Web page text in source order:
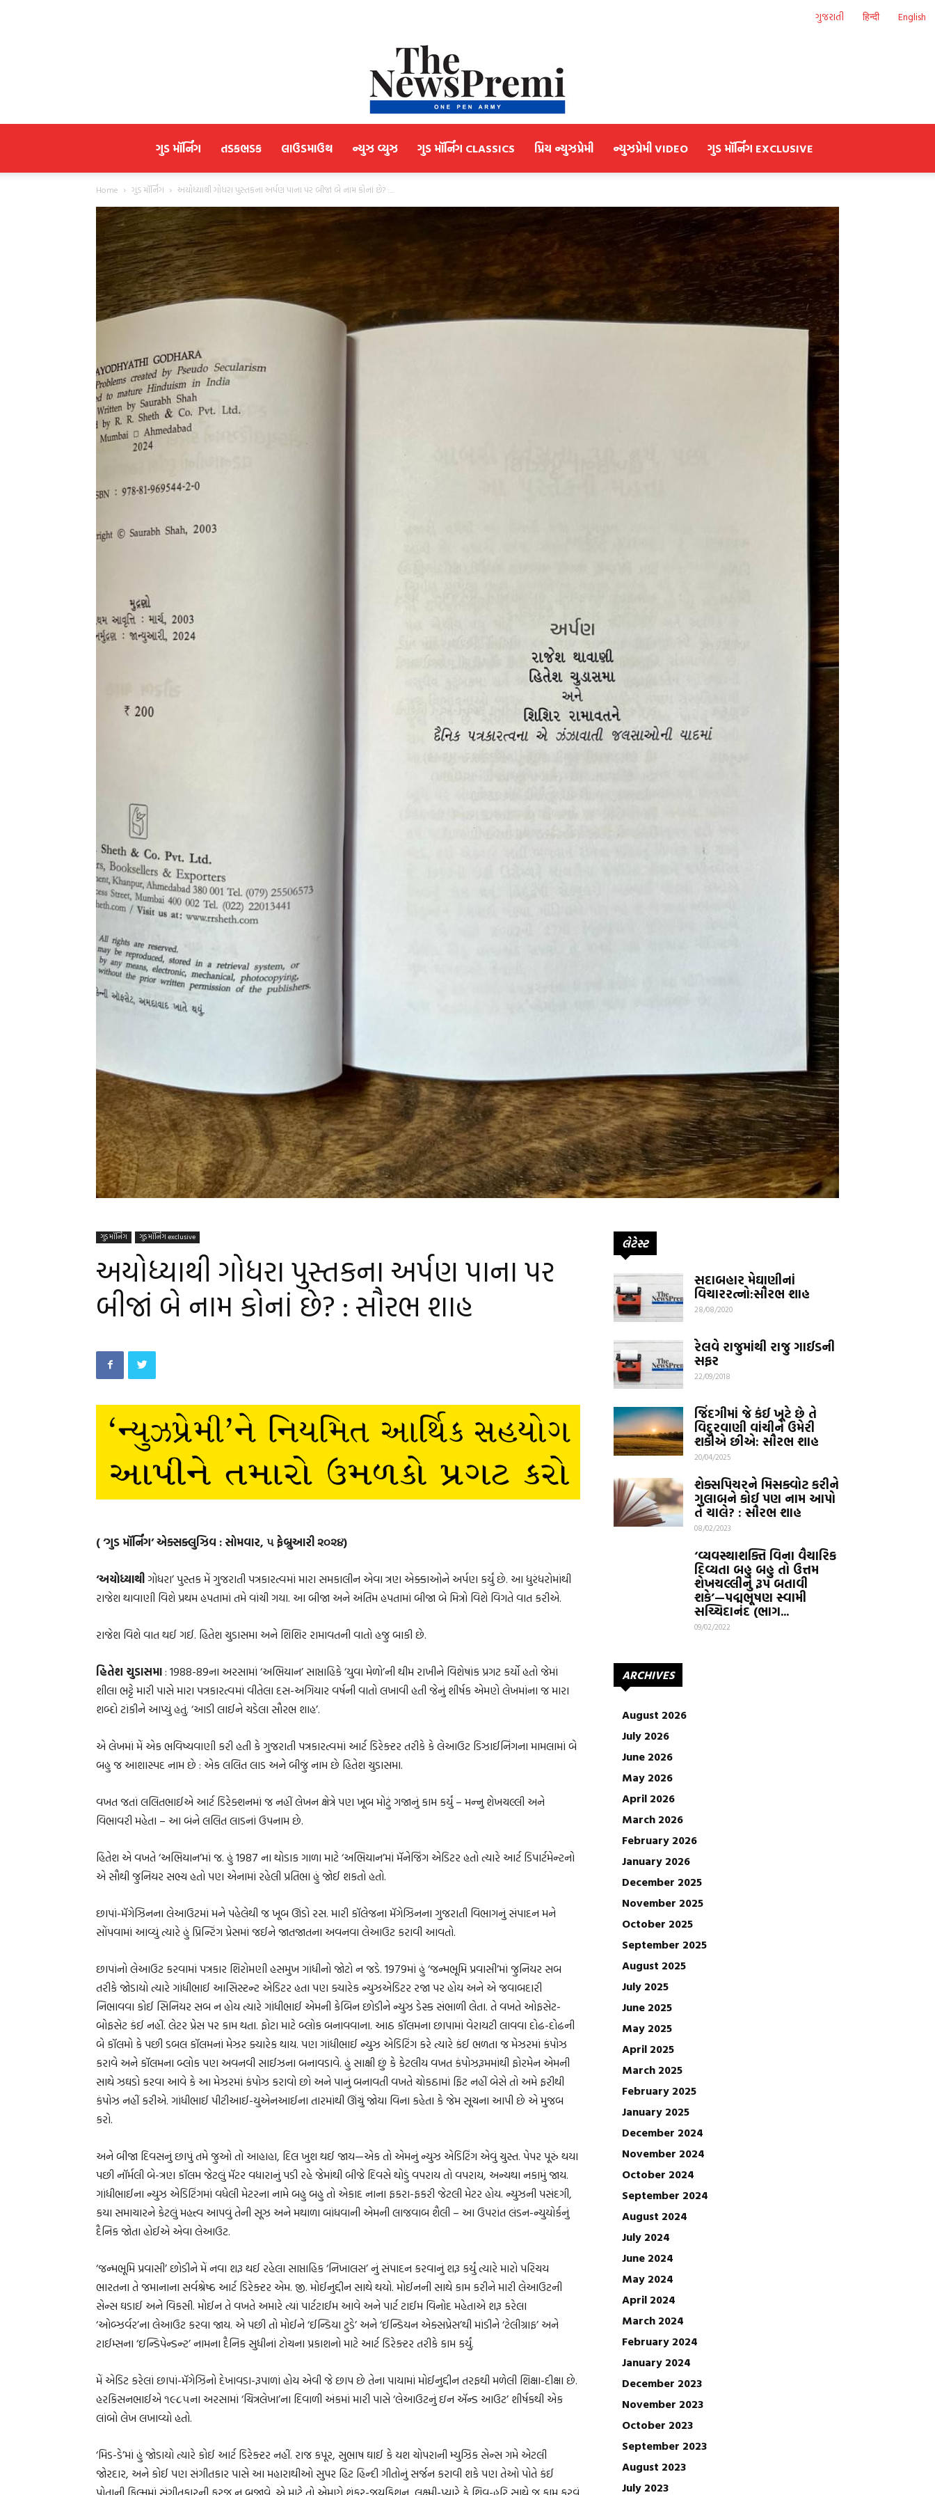
ગુજરાતી हिन्दी English
ગુડ મૉર્નિંગ તડકભડક લાઉડમાઉથ ન્યુઝ વ્યુઝ ગુડ મૉર્નિંગ CLASSICS પ્રિય ન્યુઝપ્રેમી ન્યુઝપ્રેમી VIDEO ગુડ મૉર્નિંગ EXCLUSIVE
Home ગુડ મૉર્નિંગ અયોધ્યાથી ગોધરા પુસ્તકના અર્પણ પાના પર બીજાં બે નામ કોનાં છે? :...
ગુડ મૉર્નિંગ ગુડ મૉર્નિંગ exclusive
અયોધ્યાથી ગોધરા પુસ્તકના અર્પણ પાના પર
બીજાં બે નામ કોનાં છે? : સૌરભ શાહ
( ‘ગુડ મૉર્નિંગ’ એક્સક્લુઝિવ : સોમવાર, ૫ ફેબ્રુઆરી ૨૦૨૪)
‘અયોધ્યાથી ગોધરા’ પુસ્તક મેં ગુજરાતી પત્રકારત્વમાં મારા સમકાલીન એવા ત્રણ એક્કાઓને અર્પણ કર્યું છે. આ ધુરંધરોમાંથી
રાજેશ થાવાણી વિશે પ્રથમ હપતામાં તમે વાંચી ગયા. આ બીજા અને અંતિમ હપતામાં બીજા બે મિત્રો વિશે વિગતે વાત કરીએ.
રાજેશ વિશે વાત થઈ ગઈ. હિતેશ ચુડાસમા અને શિશિર રામાવતની વાતો હજુ બાકી છે.
હિતેશ ચુડાસમા: 1988-89ના અરસામાં ‘અભિયાન’ સાપ્તાહિકે ‘યુવા મેળો’ની થીમ રાખીને વિશેષાંક પ્રગટ કર્યો હતો જેમાં
શીલા ભટ્ટે મારી પાસે મારા પત્રકારત્વમાં વીતેલા દસ-અગિયાર વર્ષની વાતો લખાવી હતી જેનું શીર્ષક એમણે લેખમાંના જ મારા
શબ્દો ટાંકીને આપ્યું હતું. ‘આડી લાઈને ચડેલા સૌરભ શાહ’.
એ લેખમાં મેં એક ભવિષ્યવાણી કરી હતી કે ગુજરાતી પત્રકારત્વમાં આર્ટ ડિરેક્ટર તરીકે કે લેઆઉટ ડિઝાઈનિંગના મામલામાં બે
બહુ જ આશાસ્પદ નામ છે : એક લલિત લાડ અને બીજું નામ છે હિતેશ ચુડાસમા.
વખત જતાં લલિતભાઈએ આર્ટ ડિરેક્શનમાં જ નહીં લેખન ક્ષેત્રે પણ ખૂબ મોટું ગજાનું કામ કર્યું – મન્નુ શેખચલ્લી અને
વિભાવરી મહેતા – આ બંને લલિત લાડનાં ઉપનામ છે.
હિતેશ એ વખતે ‘અભિયાન’માં જ. હું 1987 ના થોડાક ગાળા માટે ‘અભિયાન’માં મૅનેજિંગ એડિટર હતો ત્યારે આર્ટ ડિપાર્ટમેન્ટનો
એ સૌથી જુનિયર સભ્ય હતો પણ એનામાં રહેલી પ્રતિભા હું જોઈ શકતો હતો.
છાપાં-મૅગેઝિનના લેઆઉટમાં મને પહેલેથી જ ખૂબ ઊંડો રસ. મારી કૉલેજના મૅગેઝિનના ગુજરાતી વિભાગનું સંપાદન મને
સોંપવામાં આવ્યું ત્યારે હું પ્રિન્ટિંગ પ્રેસમાં જઈને જાતજાતના અવનવા લેઆઉટ કરાવી આવતો.
છાપાંનો લેઆઉટ કરવામાં પત્રકાર શિરોમણી હસમુખ ગાંધીનો જોટો ન જડે. 1979માં હું ‘જન્મભૂમિ પ્રવાસી’માં જુનિયર સબ
તરીકે જોડાયો ત્યારે ગાંધીભાઈ આસિસ્ટન્ટ એડિટર હતા પણ ક્યારેક ન્યુઝએડિટર રજા પર હોય અને એ જવાબદારી
નિભાવવા કોઈ સિનિયર સબ ન હોય ત્યારે ગાંધીભાઈ એમની કેબિન છોડીને ન્યુઝ ડેસ્ક સંભાળી લેતા. તે વખતે ઓફસેટ-
બોફસેટ કંઈ નહીં. લેટર પ્રેસ પર કામ થતા. ફોટા માટે બ્લોક બનાવવાના. આઠ કૉલમના છાપામાં વેરાયટી લાવવા દોઢ-દોઢની
બે કૉલમો કે પછી ડબલ કૉલમનાં મેઝર ક્યારેક થાય. પણ ગાંધીભાઈ ન્યુઝ એડિટિંગ કરે ત્યારે કંઈ ભળતા જ મેઝરમાં કંપોઝ
કરાવે અને કૉલમના બ્લોક પણ અવનવી સાઈઝના બનાવડાવે. હું સાક્ષી છું કે કેટલીય વખત કંપોઝરૂમમાંથી ફોરમેન એમની
સાથે ઝઘડો કરવા આવે કે આ મેઝરમાં કંપોઝ કરાવો છો અને પાનું બનાવતી વખતે ચોકઠામાં ફિટ નહીં બેસે તો અમે ફરીથી
કંપોઝ નહીં કરીએ. ગાંધીભાઈ પીટીઆઈ-યુએનઆઈના તારમાંથી ઊંચું જોયા વિના કહેતા કે જેમ સૂચના આપી છે એ મુજબ
કરો.
અને બીજા દિવસનું છાપું તમે જુઓ તો આહાહા, દિલ ખુશ થઈ જાય—એક તો એમનું ન્યુઝ એડિટિંગ એવું ચુસ્ત. પેપર પૂરું થયા
પછી નૉર્મલી બે-ત્રણ કૉલમ જેટલું મૅટર વધારાનું પડી રહે જેમાંથી બીજે દિવસે થોડું વપરાય તો વપરાય, અન્યથા નકામું જાય.
ગાંધીભાઈના ન્યુઝ એડિટિંગમાં વધેલી મેટરના નામે બહુ બહુ તો એકાદ નાના ફકરા-ફકરી જેટલી મેટર હોય. ન્યુઝની પસંદગી,
કયા સમાચારને કેટલું મહત્ત્વ આપવું તેની સૂઝ અને મથાળા બાંધવાની એમની લાજવાબ શૈલી – આ ઉપરાંત લંડન-ન્યુયોર્કનું
દૈનિક જોતા હોઈએ એવા લેઆઉટ.
‘જન્મભૂમિ પ્રવાસી’ છોડીને મેં નવા શરૂ થઈ રહેલા સાપ્તાહિક ‘નિખાલસ’ નું સંપાદન કરવાનું શરૂ કર્યું ત્યારે મારો પરિચય
ભારતના તે જમાનાના સર્વશ્રેષ્ઠ આર્ટ ડિરેક્ટર એમ. જી. મોઈનુદ્દીન સાથે થયો. મોઈનની સાથે કામ કરીને મારી લેઆઉટની
સેન્સ ઘડાઈ અને વિકસી. મોઈન તે વખતે અમારે ત્યાં પાર્ટટાઈમ આવે અને પાર્ટ ટાઈમ વિનોદ મહેતાએ શરૂ કરેલા
‘ઓબ્ઝર્વર’ના લેઆઉટ કરવા જાય. એ પછી તો મોઈને ‘ઈન્ડિયા ટુડે’ અને ‘ઈન્ડિયન એક્સપ્રેસ’થી માંડીને ‘ટેલીગ્રાફ’ અને
ટાઈમ્સના ‘ઇન્ડિપેન્ડન્ટ’ નામના દૈનિક સુધીનાં ટોચના પ્રકાશનો માટે આર્ટ ડિરેક્ટર તરીકે કામ કર્યું.
મેં એડિટ કરેલાં છાપાં-મૅગેઝિનો દેખાવડા-રૂપાળાં હોય એવી જે છાપ છે તેના પાયામાં મોઈનુદ્દીન તરફથી મળેલી શિક્ષા-દીક્ષા છે.
હરકિસનભાઈએ ૧૯૮૫ના અરસામાં ‘ચિત્રલેખા’ના દિવાળી અંકમાં મારી પાસે ‘લેઆઉટનું ઇન ઍન્ડ આઉટ’ શીર્ષકથી એક
લાંબો લેખ લખાવ્યો હતો.
‘મિડ-ડે’માં હું જોડાયો ત્યારે કોઈ આર્ટ ડિરેક્ટર નહીં. રાજ કપૂર, સુભાષ ઘાઈ કે યશ ચોપરાની મ્યુઝિક સેન્સ ગમે એટલી
જોરદાર, અને કોઈ પણ સંગીતકાર પાસે આ મહારાથીઓ સુપર હિટ હિન્દી ગીતોનું સર્જન કરાવી શકે પણ તેઓ પોતે કંઈ
લેટેસ્ટ
સદાબહાર મેઘાણીનાં
વિચારરત્નો:સૌરભ શાહ
28/08/2020
રેલવે રાજુમાંથી રાજુ ગાઈડની
સફર
22/09/2018
જિંદગીમાં જે કંઈ ખૂટે છે તે
વિદુરવાણી વાંચીને ઉમેરી
શકીએ છીએ: સૌરભ શાહ
20/04/2025
શેક્સપિચરને મિસક્વોટ કરીને
ગુલાબને કોઈ પણ નામ આપો
તે ચાલે? : સૌરભ શાહ
08/02/2023
‘વ્યવસ્થાશક્તિ વિના વૈચારિક
દિવ્યતા બહુ બહુ તો ઉત્તમ
શેખચલ્લીનું રૂપ બતાવી
શકે’—પદ્મભૂષણ સ્વામી
સચ્ચિદાનંદ (ભાગ...
09/02/2022
ARCHIVES
August 2026
July 2026
June 2026
May 2026
April 2026
March 2026
February 2026
January 2026
December 2025
November 2025
October 2025
September 2025
August 2025
July 2025
June 2025
May 2025
April 2025
March 2025
February 2025
January 2025
December 2024
November 2024
October 2024
September 2024
August 2024
July 2024
June 2024
May 2024
April 2024
March 2024
February 2024
January 2024
December 2023
November 2023
October 2023
September 2023
August 2023
July 2023